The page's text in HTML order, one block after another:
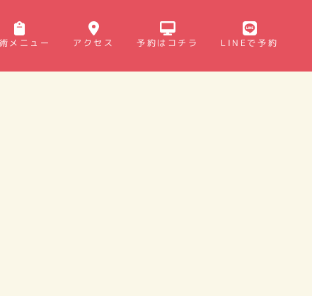
メニュー アクセス 予約はコチラ LINEで予約